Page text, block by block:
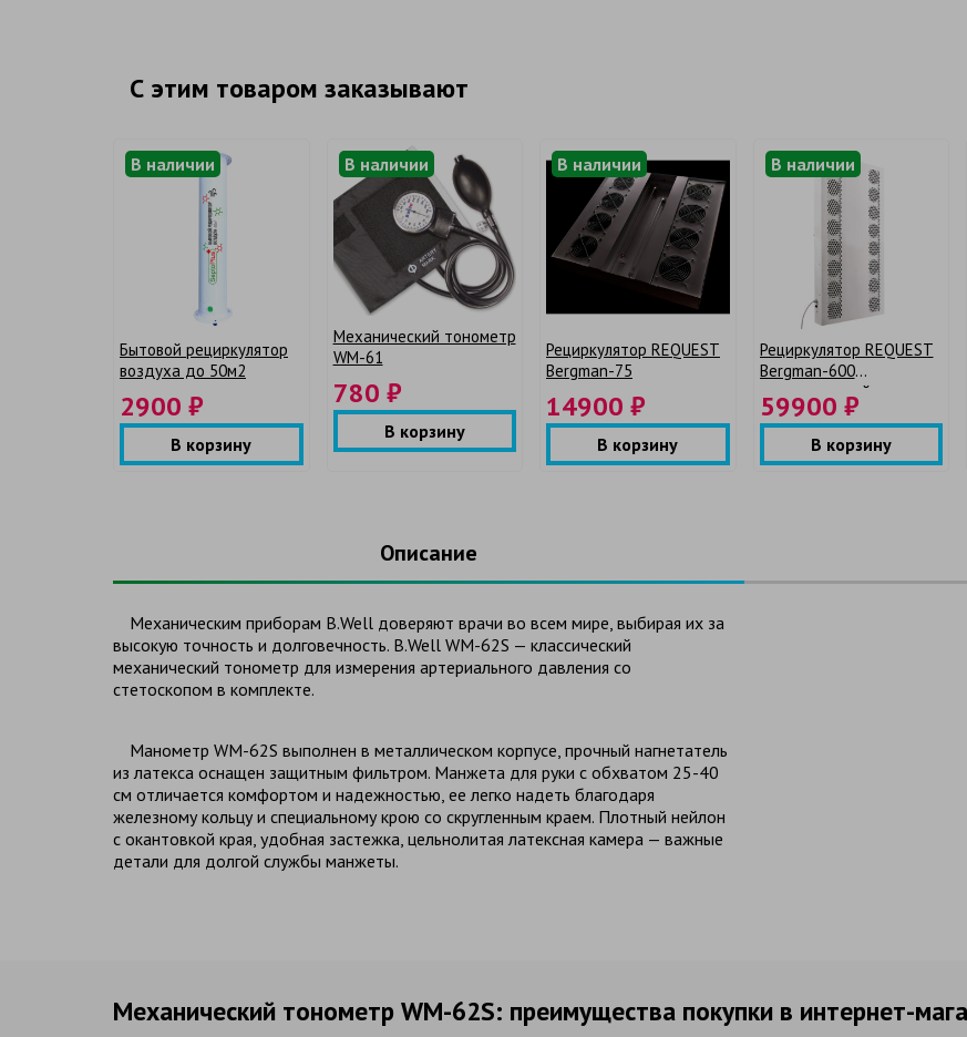
С этим товаром заказывают
В наличии
Бытовой рециркулятор
воздуха до 50м2
2900 ₽
В корзину
В наличии
Механический тонометр
WM-61
780 ₽
В корзину
В наличии
Рециркулятор REQUEST
Bergman-75
14900 ₽
В корзину
В наличии
Рециркулятор REQUEST
Bergman-600
промышленный
59900 ₽
В корзину
Описание
Механическим приборам B.Well доверяют врачи во всем мире, выбирая их за
высокую точность и долговечность. B.Well WM-62S — классический
механический тонометр для измерения артериального давления со
стетоскопом в комплекте.
Манометр WM-62S выполнен в металлическом корпусе, прочный нагнетатель
из латекса оснащен защитным фильтром. Манжета для руки с обхватом 25-40
см отличается комфортом и надежностью, ее легко надеть благодаря
железному кольцу и специальному крою со скругленным краем. Плотный нейлон
с окантовкой края, удобная застежка, цельнолитая латексная камера — важные
детали для долгой службы манжеты.
Механический тонометр WM-62S: преимущества покупки в интернет-